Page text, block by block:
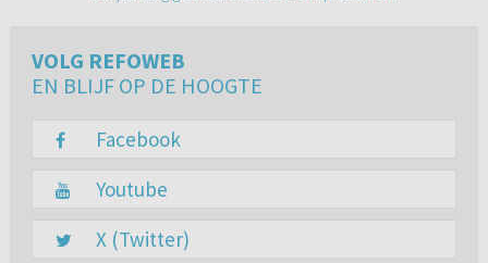
VOLG REFOWEB
EN BLIJF OP DE HOOGTE
Facebook
Youtube
X (Twitter)